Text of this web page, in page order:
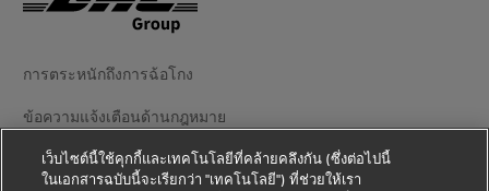
การตระหนักถึงการฉ้อโกง
ข้อความแจ้งเตือนด้านกฎหมาย
ข้อตกลงในการใช้งาน
เว็บไซต์นี้ใช้คุกกี้และเทคโนโลยีที่คล้ายคลึงกัน (ซึ่งต่อไปนี้
ในเอกสารฉบับนี้จะเรียกว่า "เทคโนโลยี") ที่ช่วยให้เรา